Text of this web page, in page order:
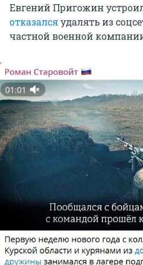
Евгений Пригожин
отказалсяудалять из
частной военной